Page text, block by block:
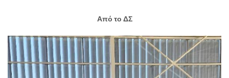
Από το ΔΣ